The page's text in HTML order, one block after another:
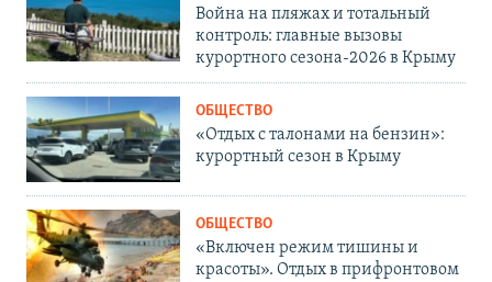
Война на пляжах и тотальный
контроль: главные вызовы
курортного сезона-2026 в Крыму
ОБЩЕСТВО
«Отдых с талонами на бензин»:
курортный сезон в Крыму
ОБЩЕСТВО
«Включен режим тишины и
красоты». Отдых в прифронтовом